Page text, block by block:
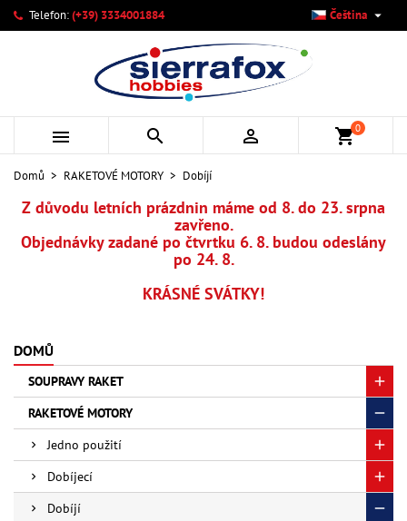
Telefon:(+39) 3334001884 Čeština 
   shopping_cart0
Domů RAKETOVÉ MOTORY Dobíjí
Z důvodu letních prázdnin máme od 8. do 23. srpna
zavřeno.
Objednávky zadané po čtvrtku 6. 8. budou odeslány
po 24. 8.
KRÁSNÉ SVÁTKY!
DOMŮ
SOUPRAVY RAKET
RAKETOVÉ MOTORY
Jedno použití
Dobíjecí
Dobíjí
Můj seznam přání ×
Vytvořit nový seznam
((modalTitle)) ×
((confirmMessage))
((cancelText)) ((modalDeleteText))
Vytvořit seznam přání ×
Název seznamu přání
Zrušit
Přihlásit se ×
Musíte být přihlášen, abyste si mohli výrobky uložit do
svého seznamu přání.
Zrušit Přihlásit se